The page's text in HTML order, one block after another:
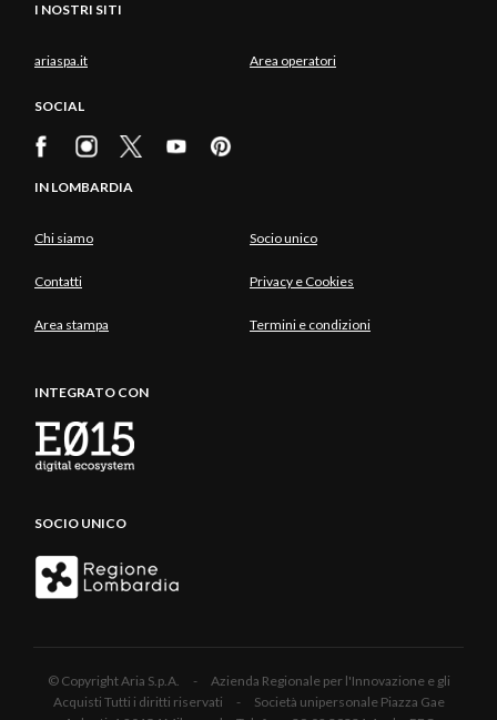
I NOSTRI SITI
ariaspa.it Area operatori
SOCIAL
IN LOMBARDIA
Chi siamo Socio unico
Contatti Privacy e Cookies
Area stampa Termini e condizioni
INTEGRATO CON
SOCIO UNICO
© Copyright Aria S.p.A. - Azienda Regionale per l'Innovazione e gli
Acquisti Tutti i diritti riservati - Società unipersonale Piazza Gae